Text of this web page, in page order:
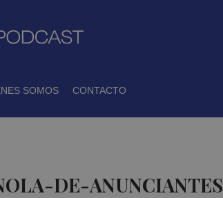
SOMOS CONTACTO
DE-